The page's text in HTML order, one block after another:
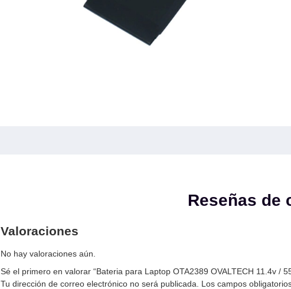
Reseñas de
Valoraciones
No hay valoraciones aún.
Sé el primero en valorar “Bateria para Laptop OTA2389 OVALTECH 11.4v /
Tu dirección de correo electrónico no será publicada.
Los campos